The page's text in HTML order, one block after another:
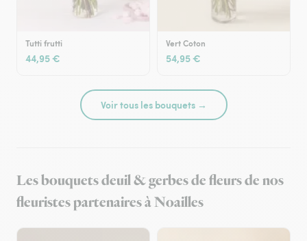
Tutti frutti
44,95 €
Vert Coton
54,95 €
Voir tous les bouquets →
Les bouquets deuil & gerbes de fleurs de nos
fleuristes partenaires à Noailles